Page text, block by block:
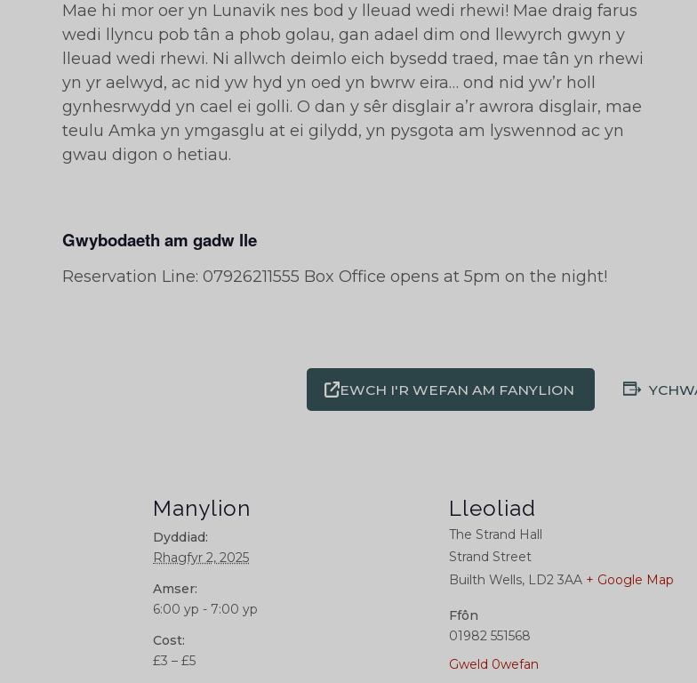
Mae hi mor oer yn Lunavik nes bod y lleuad wedi rhewi! Mae draig farus
wedi llyncu pob tân a phob golau, gan adael dim ond llewyrch gwyn y
lleuad wedi rhewi. Ni allwch deimlo eich bysedd traed, mae tân yn rhewi
yn yr aelwyd, ac nid yw hyd yn oed yn bwrw eira… ond nid yw’r holl
gynhesrwydd yn cael ei golli. O dan y sêr disglair a’r awrora disglair, mae
teulu Amka yn ymgasglu at ei gilydd, yn pysgota am lyswennod ac yn
gwau digon o hetiau.
Gwybodaeth am gadw lle
Reservation Line: 07926211555 Box Office opens at 5pm on the night!
EWCH I'R WEFAN AM FANYLION
Manylion
Dyddiad:
Rhagfyr 2, 2025
Amser:
6:00 yp - 7:00 yp
Cost:
£3 – £5
Lleoliad
The Strand Hall
Strand Street
Builth Wells, LD2 3AA + Google Map
Ffôn
01982 551568
Gweld 0wefan